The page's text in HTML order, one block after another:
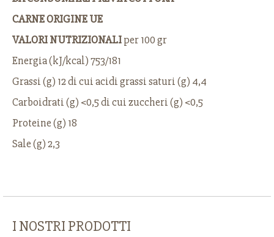
CARNE ORIGINE UE
VALORI NUTRIZIONALIper 100 gr
Energia (kJ/kcal) 753/181
Grassi (g) 12 di cui acidi grassi saturi (g) 4,4
Carboidrati (g) <0,5 di cui zuccheri (g) <0,5
Proteine (g) 18
Sale (g) 2,3
I NOSTRI PRODOTTI